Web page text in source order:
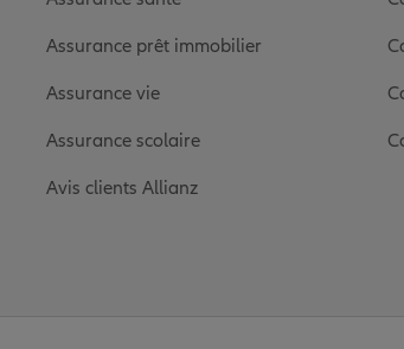
Assurance prêt immobilier
Assurance vie
Assurance scolaire
Avis clients Allianz